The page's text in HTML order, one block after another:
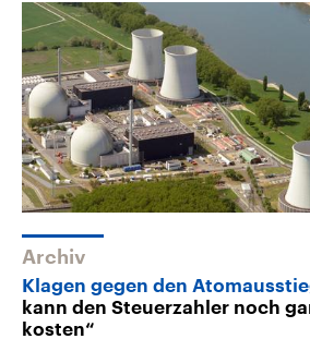
Archiv
Klagen gegen den
kann den Steuerzahler noch
kosten“